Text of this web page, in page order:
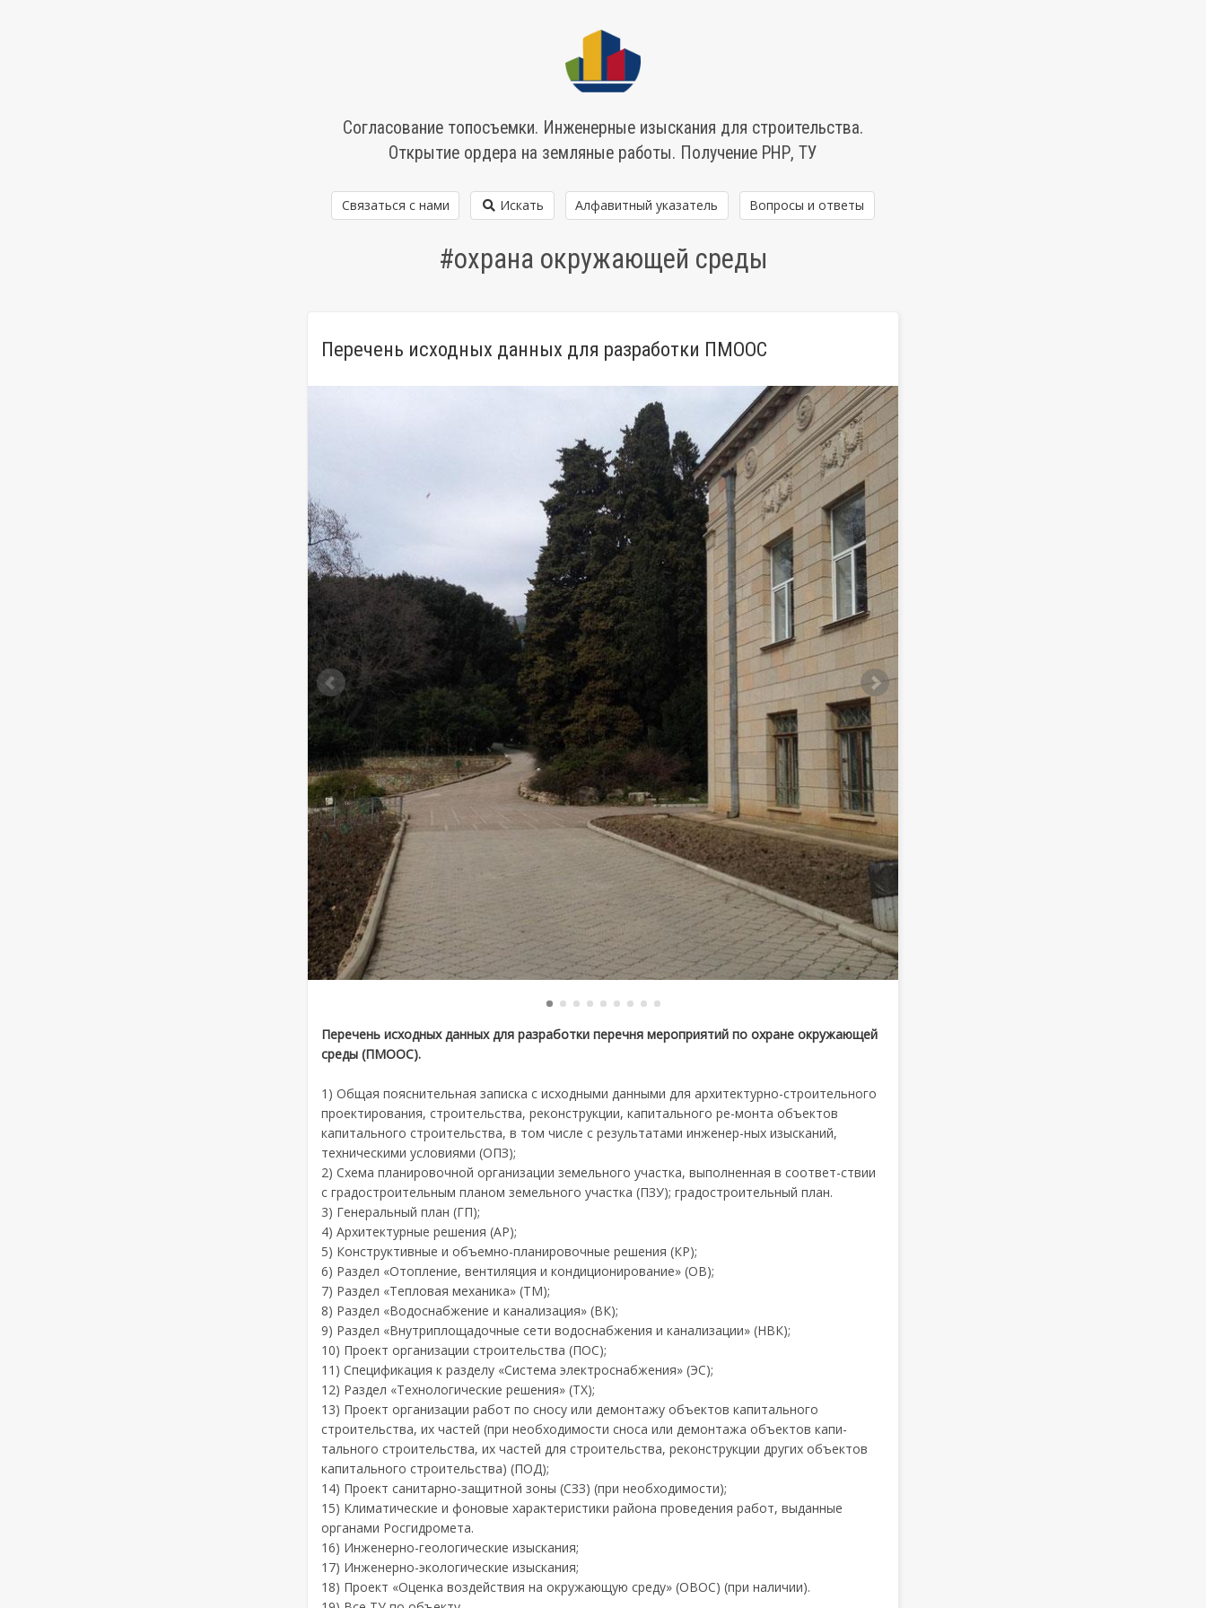
Согласование топосъемки. Инженерные изыскания для строительства.
Открытие ордера на земляные работы. Получение РНР, ТУ
Связаться с нами Искать Алфавитный указатель Вопросы и ответы
#охрана окружающей среды
Перечень исходных данных для разработки ПМООС
Перечень исходных данных для разработки перечня мероприятий по охране окружающей
среды (ПМООС).
1) Общая пояснительная записка с исходными данными для архитектурно-строительного
проектирования, строительства, реконструкции, капитального ре-монта объектов
капитального строительства, в том числе с результатами инженер-ных изысканий,
техническими условиями (ОПЗ);
2) Схема планировочной организации земельного участка, выполненная в соответ-ствии
с градостроительным планом земельного участка (ПЗУ); градостроительный план.
3) Генеральный план (ГП);
4) Архитектурные решения (АР);
5) Конструктивные и объемно-планировочные решения (КР);
6) Раздел «Отопление, вентиляция и кондиционирование» (ОВ);
7) Раздел «Тепловая механика» (ТМ);
8) Раздел «Водоснабжение и канализация» (ВК);
9) Раздел «Внутриплощадочные сети водоснабжения и канализации» (НВК);
10) Проект организации строительства (ПОС);
11) Спецификация к разделу «Система электроснабжения» (ЭС);
12) Раздел «Технологические решения» (ТХ);
13) Проект организации работ по сносу или демонтажу объектов капитального
строительства, их частей (при необходимости сноса или демонтажа объектов капи-
тального строительства, их частей для строительства, реконструкции других объектов
капитального строительства) (ПОД);
14) Проект санитарно-защитной зоны (СЗЗ) (при необходимости);
15) Климатические и фоновые характеристики района проведения работ, выданные
органами Росгидромета.
16) Инженерно-геологические изыскания;
17) Инженерно-экологические изыскания;
18) Проект «Оценка воздействия на окружающую среду» (ОВОС) (при наличии).